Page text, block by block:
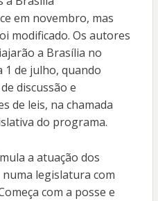
em novembro, mas
modificado. Os autores
a Brasília no
1 de julho, quando
discussão e
de leis, na chamada
do programa.
a atuação dos
legislatura com
com a posse e